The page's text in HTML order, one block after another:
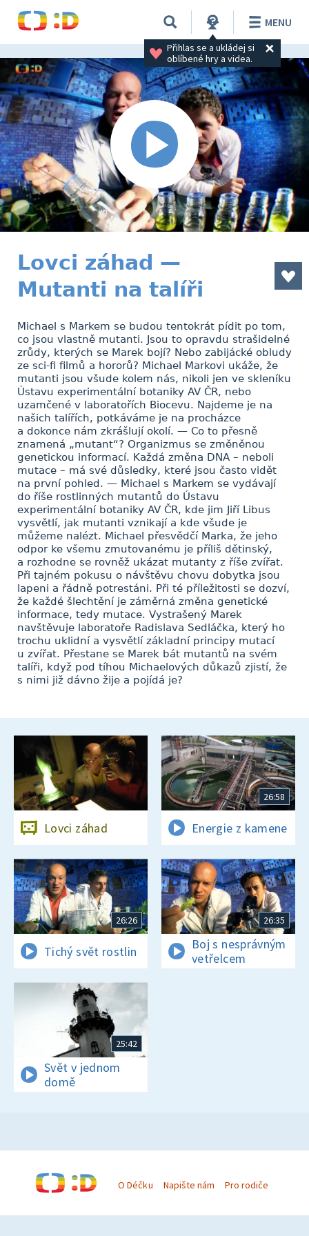
Přihlas se a ukládej si
oblíbené hry a videa.
MENU
Lovci záhad —
Mutanti na talíři
Michael s Markem se budou tentokrát pídit po tom,
co jsou vlastně mutanti. Jsou to opravdu strašidelné
zrůdy, kterých se Marek bojí? Nebo zabijácké obludy
ze sci-fi filmů a hororů? Michael Markovi ukáže, že
mutanti jsou všude kolem nás, nikoli jen ve skleníku
Ústavu experimentální botaniky AV ČR, nebo
uzamčené v laboratořích Biocevu. Najdeme je na
našich talířích, potkáváme je na procházce
a dokonce nám zkrášlují okolí. — Co to přesně
znamená „mutant“? Organizmus se změněnou
genetickou informací. Každá změna DNA – neboli
mutace – má své důsledky, které jsou často vidět
na první pohled. — Michael s Markem se vydávají
do říše rostlinných mutantů do Ústavu
experimentální botaniky AV ČR, kde jim Jiří Libus
vysvětlí, jak mutanti vznikají a kde všude je
můžeme nalézt. Michael přesvědčí Marka, že jeho
odpor ke všemu zmutovanému je příliš dětinský,
a rozhodne se rovněž ukázat mutanty z říše zvířat.
Při tajném pokusu o návštěvu chovu dobytka jsou
lapeni a řádně potrestáni. Při té příležitosti se dozví,
že každé šlechtění je záměrná změna genetické
informace, tedy mutace. Vystrašený Marek
navštěvuje laboratoře Radislava Sedláčka, který ho
trochu uklidní a vysvětlí základní principy mutací
u zvířat. Přestane se Marek bát mutantů na svém
talíři, když pod tíhou Michaelových důkazů zjistí, že
s nimi již dávno žije a pojídá je?
Lovci záhad
26:58
Energie z kamene
26:26
Tichý svět rostlin
26:35
Boj s nesprávným
vetřelcem
25:42
Svět v jednom
domě
O Déčku Napište nám Pro rodiče